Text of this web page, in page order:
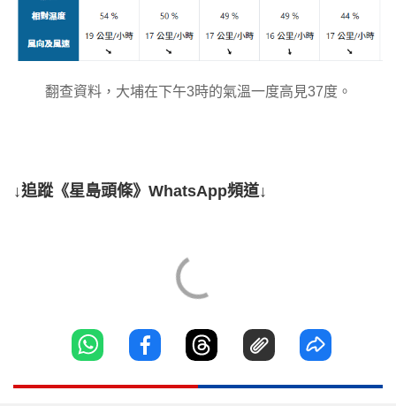
翻查資料，大埔在下午3時的氣溫一度高見37度。
↓追蹤《星島頭條》WhatsApp頻道↓